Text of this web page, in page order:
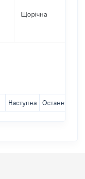
Щорічна
Наступна Остання